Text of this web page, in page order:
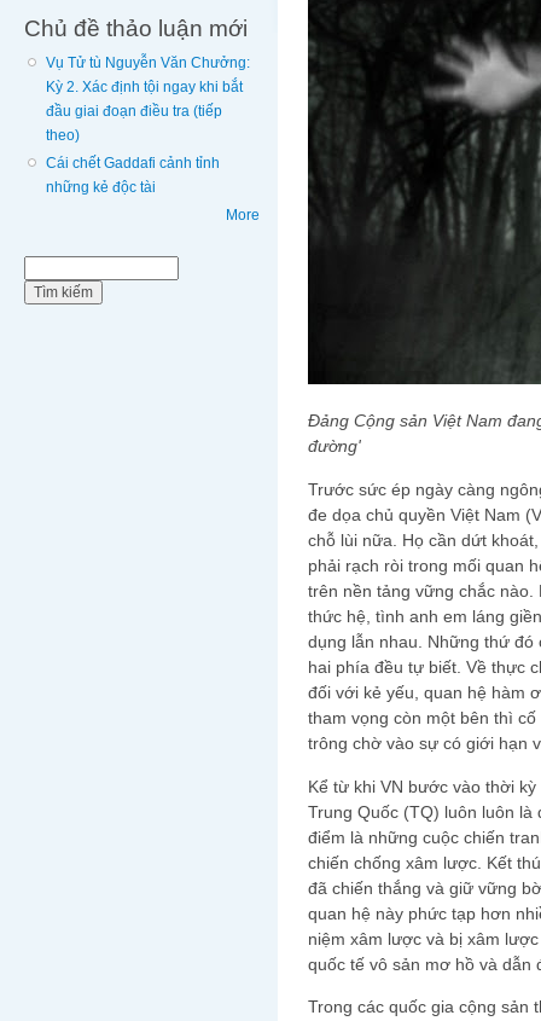
Chủ đề thảo luận mới
Vụ Tử tù Nguyễn Văn Chưởng:
Kỳ 2. Xác định tội ngay khi bắt
đầu giai đoạn điều tra (tiếp
theo)
Cái chết Gaddafi cảnh tỉnh
những kẻ độc tài
More
Đảng Cộng sản Việt Nam
đường'
Trước sức ép ngày càng
đe dọa chủ quyền Việt Nam
chỗ lùi nữa. Họ cần dứt
phải rạch ròi trong mối quan
trên nền tảng vững chắc
thức hệ, tình anh em láng
dụng lẫn nhau. Những thứ
hai phía đều tự biết. Về thực
đối với kẻ yếu, quan hệ hàm
tham vọng còn một bên thì
trông chờ vào sự có giới hạn
Kể từ khi VN bước vào thời
Trung Quốc (TQ) luôn luôn
điểm là những cuộc chiến
chiến chống xâm lược. Kết
đã chiến thắng và giữ vững
quan hệ này phức tạp hơn
niệm xâm lược và bị xâm
quốc tế vô sản mơ hồ và dẫn
Trong các quốc gia cộng sản